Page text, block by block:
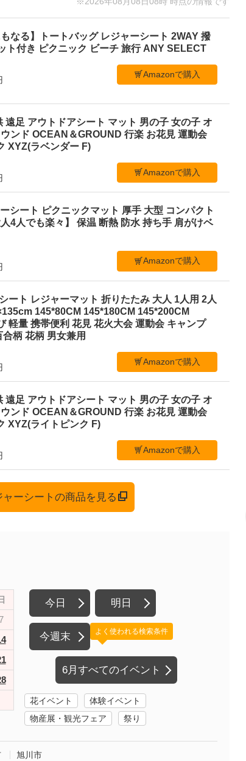
なる】トートバッグ レジャーシート 2WAY 撥
ト付き ピクニック ビーチ 旅行 ANY SELECT
Amazonで購入
遠足 アウトドアシート マット 男の子 女の子 オ
ンド OCEAN＆GROUND 行楽 お花見 運動会
XYZ(ラベンダー F)
Amazonで購入
シート ピクニックマット 厚手 大型 コンパクト
4人でも楽々】 保温 断熱 防水 持ち手 肩がけベ
Amazonで購入
ート レジャーマット 折りたたみ 大人 1人用 2人
145*80CM 145*180CM 145*200CM
軽量 携帯便利 花見 花火大会 運動会 キャンプ
柄 花柄 男女兼用
Amazonで購入
遠足 アウトドアシート マット 男の子 女の子 オ
ンド OCEAN＆GROUND 行楽 お花見 運動会
XYZ(ライトピンク F)
Amazonで購入
ーシートの商品を見る
今日 明日
今週末
6月すべてのイベント
よく使われる検索条件
花イベント
体験イベント
物産展・観光フェア
祭り
旭川市